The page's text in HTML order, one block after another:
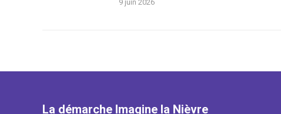
9 juin 2026
La démarche Imagine la Nièvre